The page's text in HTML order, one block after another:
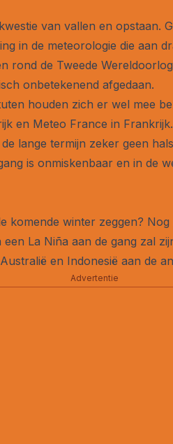
van vallen en opstaan.
in de meteorologie die aan
rond de Tweede
onbetekenend afgedaan.
houden zich er wel mee
en Meteo France in
lange termijn zeker geen
is onmiskenbaar en in de
komende winter zeggen?
La Niña aan de gang zal
en Indonesië aan de
Advertentie